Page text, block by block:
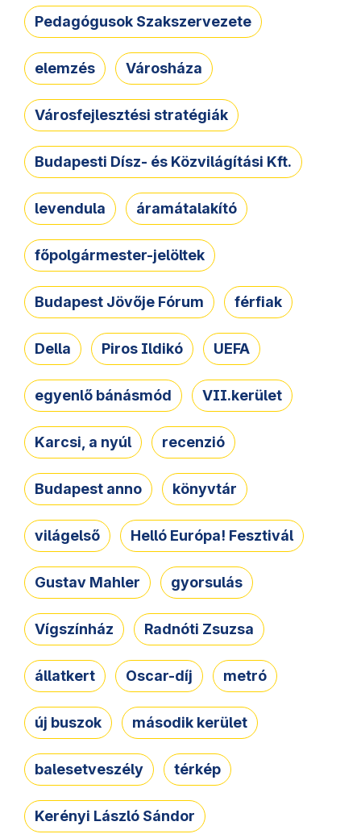
Pedagógusok Szakszervezete
elemzés Városháza
Városfejlesztési stratégiák
Budapesti Dísz- és Közvilágítási Kft.
levendula áramátalakító
főpolgármester-jelöltek
Budapest Jövője Fórum férfiak
Della Piros Ildikó UEFA
egyenlő bánásmód VII.kerület
Karcsi, a nyúl recenzió
Budapest anno könyvtár
világelső Helló Európa! Fesztivál
Gustav Mahler gyorsulás
Vígszínház Radnóti Zsuzsa
állatkert Oscar-díj metró
új buszok második kerület
balesetveszély térkép
Kerényi László Sándor